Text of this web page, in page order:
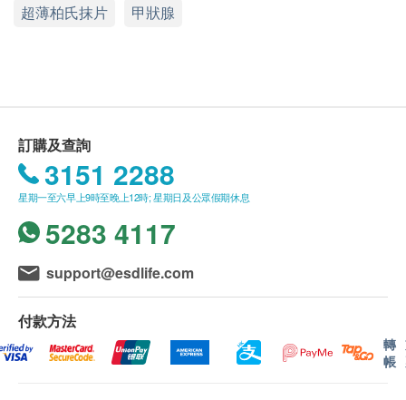
$1000 豐澤電子禮券
癌抗原72.4(胃及腸)
胸肺X光
泌尿情況 重點項目
尿道平片(X-光檢查)
冠心病率檢查 重點項目
靜態心電圖
癌症基因檢測 重點項目
經核實無誤後可提供服務。
B. 16歳至未滿18人士
預先取同意書並由家長或監護人簽署妥當，可接受
客人自行到中心，出示已簽署的同意書及簽署者的
身份證明文件副本核實無誤後可提供服務。
本身體檢查計劃有效期為1年，客戶必須於1年內
（由確認付款日期起計）接受有關檢查，客戶需提
前1個月預約相關檢查，逾期作廢。
報告：
星期日及公眾假期:休息
超薄柏氏抹片
甲狀腺
訂購及查詢
3151 2288
星期一至六早上9時至晚上12時; 星期日及公眾假期休息
5283 4117
support@esdlife.com
付款方法
轉
帳